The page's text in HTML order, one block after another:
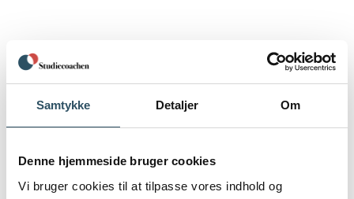
Samtykke Detaljer Om
Denne hjemmeside bruger cookies
Vi bruger cookies til at tilpasse vores indhold og
Sandsynlighedsregning og
Kompleks funktionsteori